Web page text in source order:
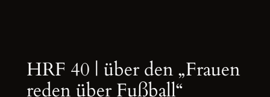
HRF 40 | über den „Frauen
reden über Fußball“